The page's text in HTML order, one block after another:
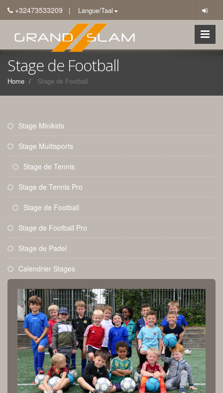
+32473533209 | Langue/Taal
Stage de Football
Home Stage de Football
Stage Minikids
Stage Multisports
Stage de Tennis
Stage de Tennis Pro
Stage de Football
Stage de Football Pro
Stage de Padel
Calendrier Stages